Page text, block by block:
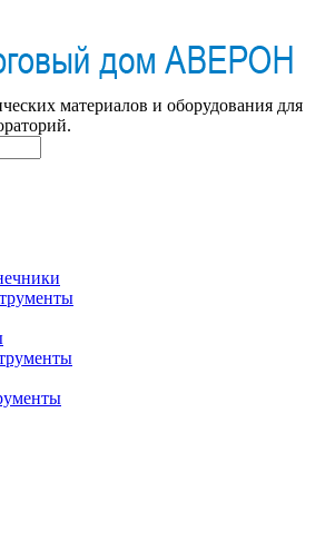
материалов и оборудования для